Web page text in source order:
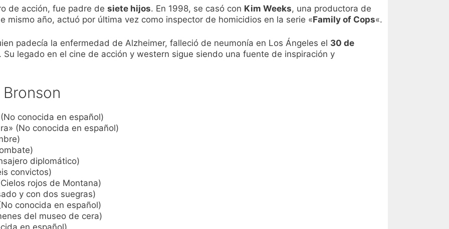
de acción, fue padre de siete hijos. En 1998, se casó con Kim Weeks, una productora de
mismo año, actuó por última vez como inspector de homicidios en la serie «Family of Cops«.
padecía la enfermedad de Alzheimer, falleció de neumonía en Los Ángeles el 30 de
Su legado en el cine de acción y western sigue siendo una fuente de inspiración y
conocida en español)
(No conocida en español)
diplomático)
convictos)
rojos de Montana)
y con dos suegras)
conocida en español)
del museo de cera)
en español)